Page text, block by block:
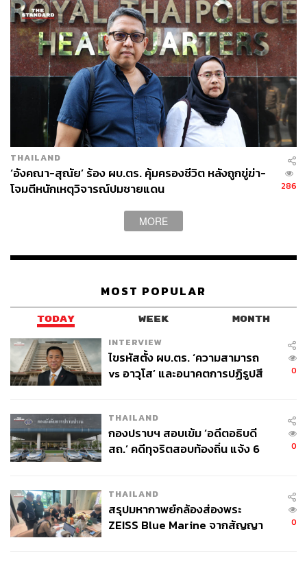
THAILAND
‘อังคณา-สุณัย’ ร้อง ผบ.ตร. คุ้มครองชีวิต หลังถูกขู่ฆ่า-
โจมตีหนักเหตุวิจารณ์ปมชายแดน
286
MORE
MOST POPULAR
TODAY WEEK MONTH
INTERVIEW
ไขรหัสตั้ง ผบ.ตร. ‘ความสามารถ
vs อาวุโส’ และอนาคตการปฏิรูปสี
0
THAILAND
กองปราบฯ สอบเข้ม ‘อดีตอธิบดี
สถ.’ คดีทุจริตสอบท้องถิ่น แจ้ง 6
0
THAILAND
สรุปมหากาพย์กล้องส่องพระ
ZEISS Blue Marine จากสัญญา
0